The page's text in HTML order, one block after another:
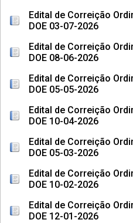
Edital de Correição
DOE 03-07-2026
Edital de Correição
DOE 08-06-2026
Edital de Correição
DOE 05-05-2026
Edital de Correição
DOE 10-04-2026
Edital de Correição
DOE 05-03-2026
Edital de Correição
DOE 10-02-2026
Edital de Correição
DOE 12-01-2026